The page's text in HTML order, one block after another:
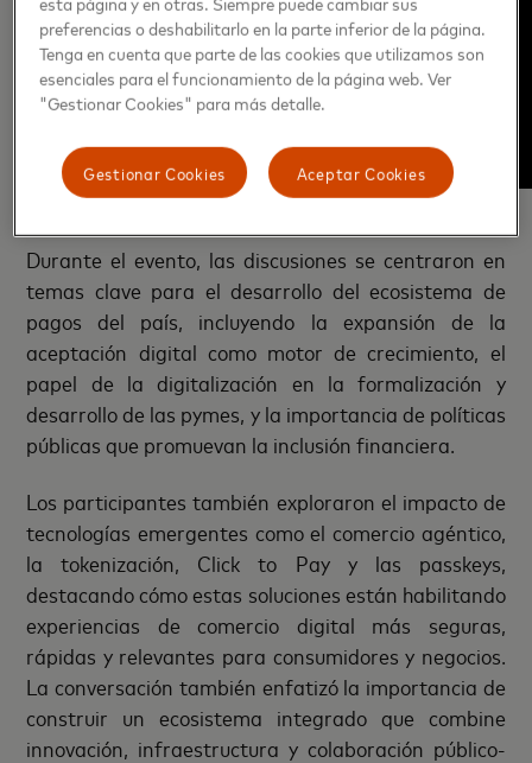
Durante el evento, las discusiones se centraron en
temas clave para el desarrollo del ecosistema de
pagos del país, incluyendo la expansión de la
aceptación digital como motor de crecimiento, el
papel de la digitalización en la formalización y
desarrollo de las pymes, y la importancia de políticas
públicas que promuevan la inclusión financiera.
Los participantes también exploraron el impacto de
tecnologías emergentes como el comercio agéntico,
la tokenización, Click to Pay y las passkeys,
destacando cómo estas soluciones están habilitando
experiencias de comercio digital más seguras,
rápidas y relevantes para consumidores y negocios.
La conversación también enfatizó la importancia de
construir un ecosistema integrado que combine
innovación, infraestructura y colaboración público-
preferencias o deshabilitarlo en la parte inferior de la página.
Tenga en cuenta que parte de las cookies que utilizamos son
esenciales para el funcionamiento de la página web. Ver
"Gestionar Cookies" para más detalle.
Aceptar Cookies
Gestionar Cookies